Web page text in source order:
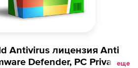
Antivirus лицензия Anti
Defender, PC Privacyеще